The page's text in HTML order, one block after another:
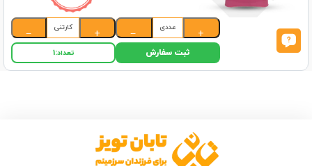
+
عددی
−
+
کارتنی
−
ثبت سفارش تعداد:1